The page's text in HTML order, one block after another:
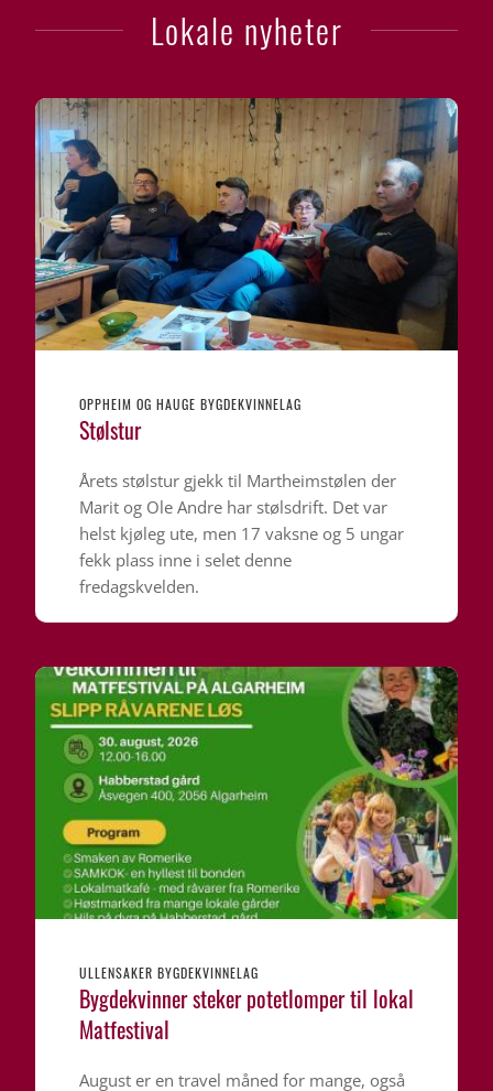
Lokale nyheter
OPPHEIM OG HAUGE BYGDEKVINNELAG
Stølstur
Årets stølstur gjekk til Martheimstølen der
Marit og Ole Andre har stølsdrift. Det var
helst kjøleg ute, men 17 vaksne og 5 ungar
fekk plass inne i selet denne
fredagskvelden.
ULLENSAKER BYGDEKVINNELAG
Bygdekvinner steker potetlomper til lokal
Matfestival
August er en travel måned for mange, også